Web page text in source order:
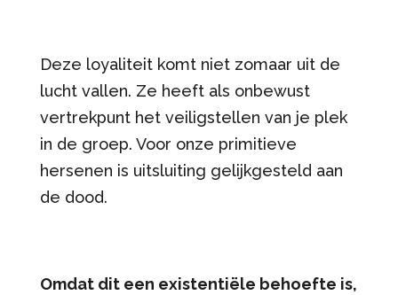
Deze loyaliteit komt niet zomaar uit de
lucht vallen. Ze heeft als onbewust
vertrekpunt het veiligstellen van je plek
in de groep. Voor onze primitieve
hersenen is uitsluiting gelijkgesteld aan
de dood.
Omdat dit een existentiële behoefte is,